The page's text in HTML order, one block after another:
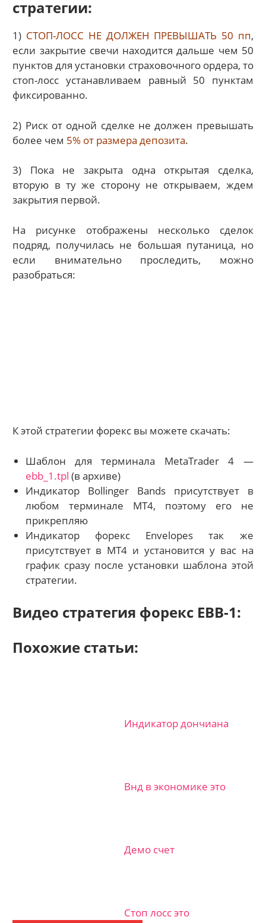
стратегии:
1) СТОП-ЛОСС НЕ ДОЛЖЕН ПРЕВЫШАТЬ 50 пп,
если закрытие свечи находится дальше чем 50
пунктов для установки страховочного ордера, то
стоп-лосс устанавливаем равный 50 пунктам
фиксированно.
2) Риск от одной сделке не должен превышать
более чем 5% от размера депозита.
3) Пока не закрыта одна открытая сделка,
вторую в ту же сторону не открываем, ждем
закрытия первой.
На рисунке отображены несколько сделок
подряд, получилась не большая путаница, но
если внимательно проследить, можно
разобраться:
К этой стратегии форекс вы можете скачать:
Шаблон для терминала MetaTrader 4 —
ebb_1.tpl (в архиве)
Индикатор Bollinger Bands присутствует в
любом терминале МТ4, поэтому его не
прикрепляю
Индикатор форекс Envelopes так же
присутствует в МТ4 и установится у вас на
график сразу после установки шаблона этой
стратегии.
Видео стратегия форекс EBB-1:
Похожие статьи:
Индикатор дончиана
Внд в экономике это
Демо счет
Стоп лосс это